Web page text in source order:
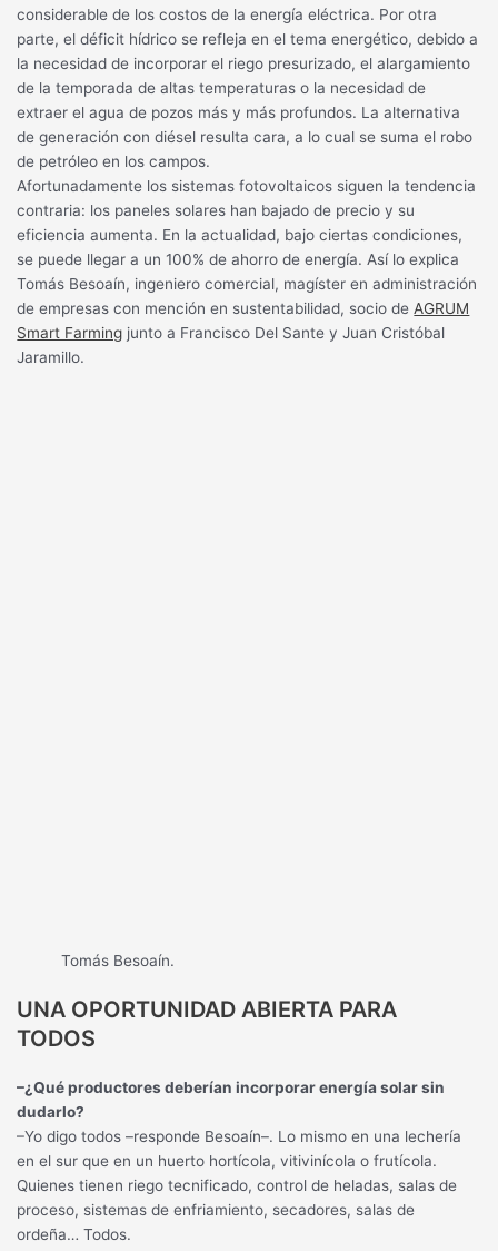
considerable de los costos de la energía eléctrica. Por otra
parte, el déficit hídrico se refleja en el tema energético, debido a
la necesidad de incorporar el riego presurizado, el alargamiento
de la temporada de altas temperaturas o la necesidad de
extraer el agua de pozos más y más profundos. La alternativa
de generación con diésel resulta cara, a lo cual se suma el robo
de petróleo en los campos.
Afortunadamente los sistemas fotovoltaicos siguen la tendencia
contraria: los paneles solares han bajado de precio y su
eficiencia aumenta. En la actualidad, bajo ciertas condiciones,
se puede llegar a un 100% de ahorro de energía. Así lo explica
Tomás Besoaín, ingeniero comercial, magíster en administración
de empresas con mención en sustentabilidad, socio deAGRUM
Smart Farming junto a Francisco Del Sante y Juan Cristóbal
Jaramillo.
Tomás Besoaín.
UNA OPORTUNIDAD ABIERTA PARA
TODOS
–¿Qué productores deberían incorporar energía solar sin
dudarlo?
–Yo digo todos –responde Besoaín–. Lo mismo en una lechería
en el sur que en un huerto hortícola, vitivinícola o frutícola.
Quienes tienen riego tecnificado, control de heladas, salas de
proceso, sistemas de enfriamiento, secadores, salas de
ordeña… Todos.